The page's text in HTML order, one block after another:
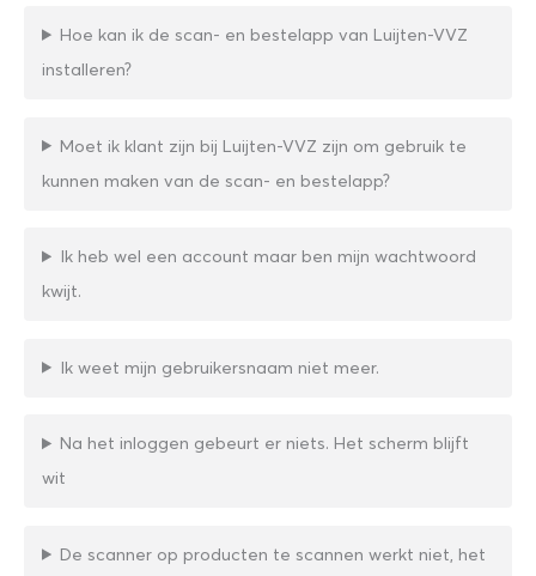
Hoe kan ik de scan- en bestelapp van Luijten-VVZ
installeren?
Moet ik klant zijn bij Luijten-VVZ zijn om gebruik te
kunnen maken van de scan- en bestelapp?
Ik heb wel een account maar ben mijn wachtwoord
kwijt.
Ik weet mijn gebruikersnaam niet meer.
Na het inloggen gebeurt er niets. Het scherm blijft
wit
De scanner op producten te scannen werkt niet, het